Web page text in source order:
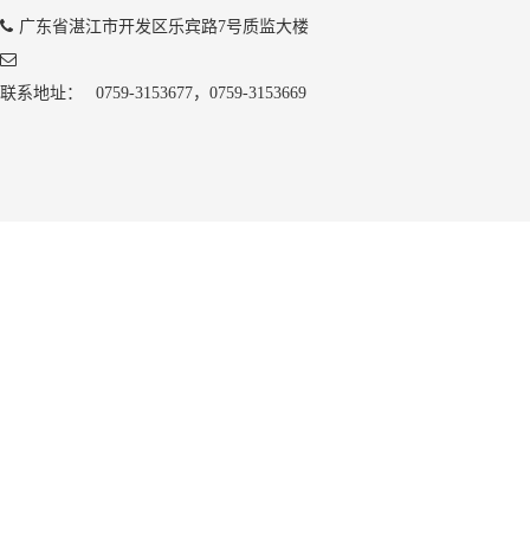
广东省湛江市开发区乐宾路7号质监大楼
联系地址： 0759-3153677，0759-3153669